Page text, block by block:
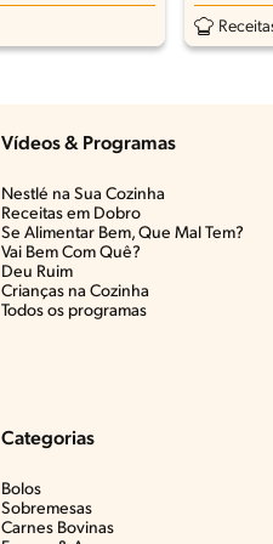
Vídeos & Programas​
Nestlé na Sua Cozinha
Receitas em Dobro
Se Alimentar Bem, Que Mal Tem?​
Vai Bem Com Quê?​
Deu Ruim​
Crianças na Cozinha​
Todos os programas
Categorias
Bolos
Sobremesas
Carnes Bovinas​